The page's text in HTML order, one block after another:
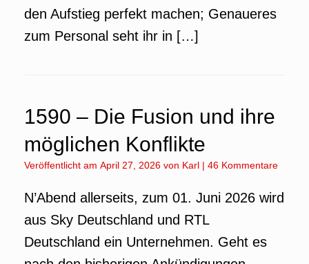
den Aufstieg perfekt machen; Genaueres
zum Personal seht ihr in […]
1590 – Die Fusion und ihre
möglichen Konflikte
Veröffentlicht am April 27, 2026 von Karl | 46 Kommentare
N’Abend allerseits, zum 01. Juni 2026 wird
aus Sky Deutschland und RTL
Deutschland ein Unternehmen. Geht es